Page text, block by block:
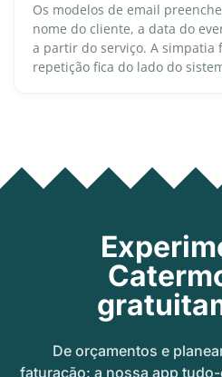
Os modelos de email
nome do cliente, a data do
a partir do serviço. A simpatia
repetição fica do lado do
De orçamentos e
faturação: a nossa app